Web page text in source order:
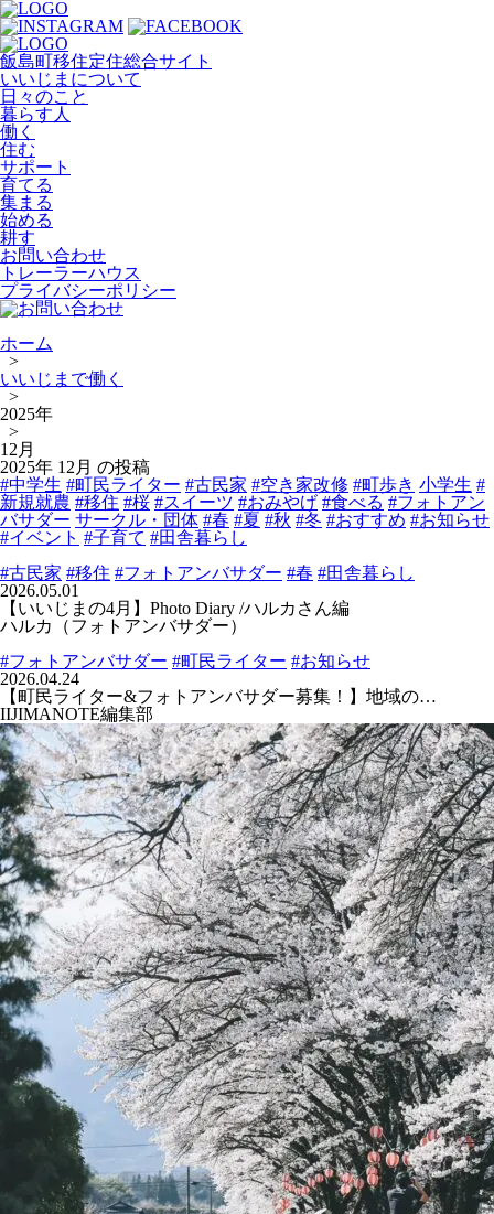
飯島町移住定住総合サイト
いいじまについて
日々のこと
暮らす人
働く
住む
サポート
育てる
集まる
始める
耕す
お問い合わせ
トレーラーハウス
プライバシーポリシー
ホーム
>
いいじまで働く
>
2025年
>
12月
2025年 12月 の投稿
#中学生 #町民ライター #古民家 #空き家改修 #町歩き 小学生 #
新規就農 #移住 #桜 #スイーツ #おみやげ #食べる #フォトアン
バサダー サークル・団体 #春 #夏 #秋 #冬 #おすすめ #お知らせ
#イベント #子育て #田舎暮らし
#古民家 #移住 #フォトアンバサダー #春 #田舎暮らし
2026.05.01
【いいじまの4月】Photo Diary /ハルカさん編
ハルカ（フォトアンバサダー）
#フォトアンバサダー #町民ライター #お知らせ
2026.04.24
【町民ライター&フォトアンバサダー募集！】地域の…
IIJIMANOTE編集部